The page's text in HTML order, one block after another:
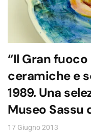
“Il Gran
ceramiche e
1989. Una
Museo Sassu
17 Giugno 2013